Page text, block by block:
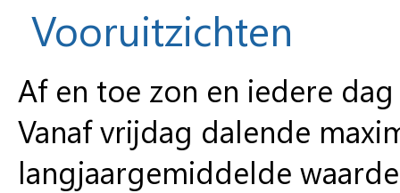
Vooruitzichten
Af en toe zon en iedere
Vanaf vrijdag dalende
langjaargemiddelde